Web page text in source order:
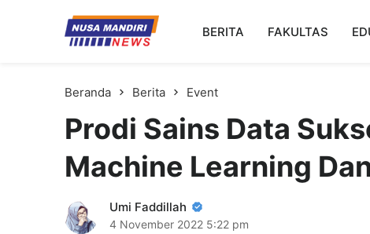
Kampus Digital Bisnis
Universitas Nusa Mandiri
BERITA FAKULTAS
Beranda Berita Event
Prodi Sains Data
Machine Learning
Umi Faddillah
4 November 2022 5:22 pm